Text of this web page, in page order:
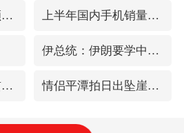
伊媒发布伊朗最高领袖视频 上半年国内手机销量TOP30出炉
伊总统：伊朗要学中国做好自己的事
白海豚将正面袭击贯穿浙江 情侣平潭拍日出坠崖1死1伤